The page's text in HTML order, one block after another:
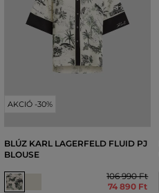
AKCIÓ -30%
BLÚZ KARL LAGERFELD FLUID PJ
BLOUSE
106 990 Ft
74 890 Ft